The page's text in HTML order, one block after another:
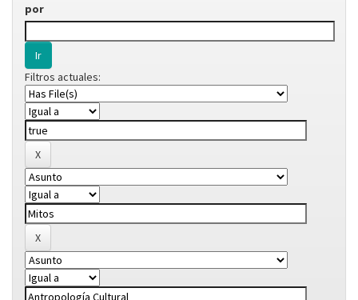
por
Filtros actuales: